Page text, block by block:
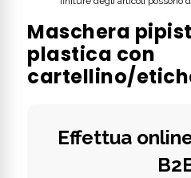
Maschera
plastica con
cartellino/
Effettua